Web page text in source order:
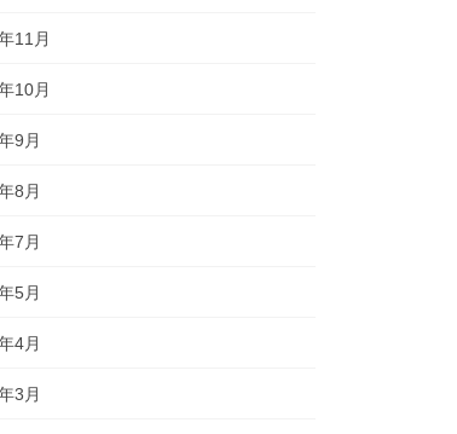
11月
10月
9月
8月
7月
5月
4月
3月